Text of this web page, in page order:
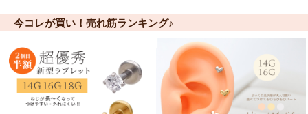
今コレが買い！売れ筋ランキング♪